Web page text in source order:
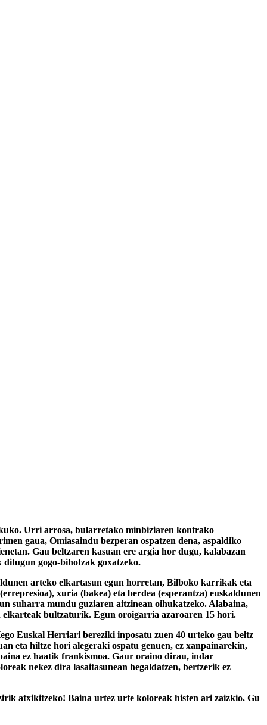
Urri arrosa, bularretako minbiziaren kontrako
gaua, Omiasaindu bezperan ospatzen dena, aspaldiko
Gau beltzaren kasuan ere argia hor dugu, kalabazan
gogo-bihotzak goxatzeko.
arteko elkartasun egun horretan, Bilboko karrikak eta
xuria (bakea) eta berdea (esperantza) euskaldunen
suharra mundu guziaren aitzinean oihukatzeko. Alabaina,
bultzaturik. Egun oroigarria azaroaren 15 hori.
Euskal Herriari bereziki inposatu zuen 40 urteko gau beltz
eta hiltze hori alegeraki ospatu genuen, ez xanpainarekin,
ez haatik frankismoa. Gaur oraino dirau, indar
nekez dira lasaitasunean hegaldatzen, bertzerik ez
atxikitzeko! Baina urtez urte koloreak histen ari zaizkio. Gu